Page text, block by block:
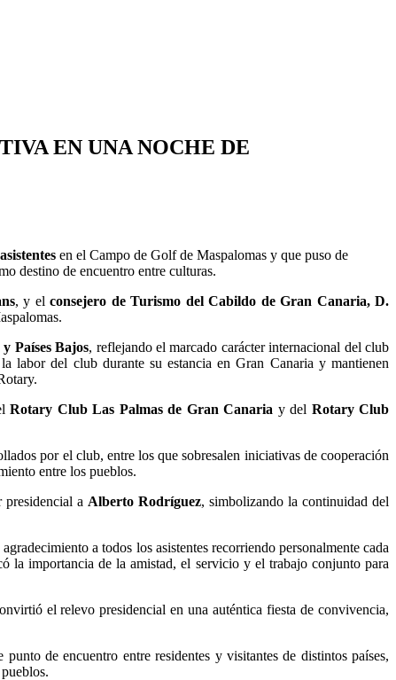
EN UNA NOCHE DE
en el Campo de Golf de Maspalomas y que puso de
destino de encuentro entre culturas.
, y elconsejero de Turismo del Cabildo de Gran Canaria, D.
Países Bajos, reflejando el marcado carácter internacional del club
labor del club durante su estancia en Gran Canaria y mantienen
Rotary Club Las Palmas de Gran Canaria y del Rotary Club
por el club, entre los que sobresalen iniciativas de cooperación
entre los pueblos.
a Alberto Rodríguez, simbolizando la continuidad del
a todos los asistentes recorriendo personalmente cada
la importancia de la amistad, el servicio y el trabajo conjunto para
el relevo presidencial en una auténtica fiesta de convivencia,
de encuentro entre residentes y visitantes de distintos países,